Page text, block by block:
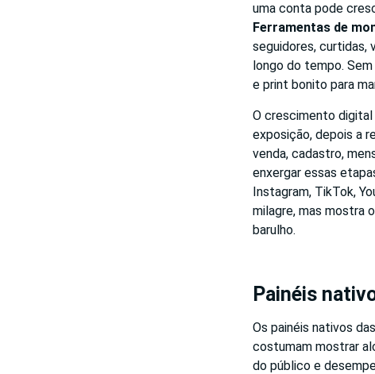
uma conta pode
Ferramentas de
seguidores, curtidas,
longo do tempo.
e print bonito para
O crescimento digital
exposição, depois a
venda, cadastro,
enxergar essas
Instagram, TikTok,
milagre, mas mostra
barulho.
Painéis
Os painéis nativos
costumam mostrar
do público e